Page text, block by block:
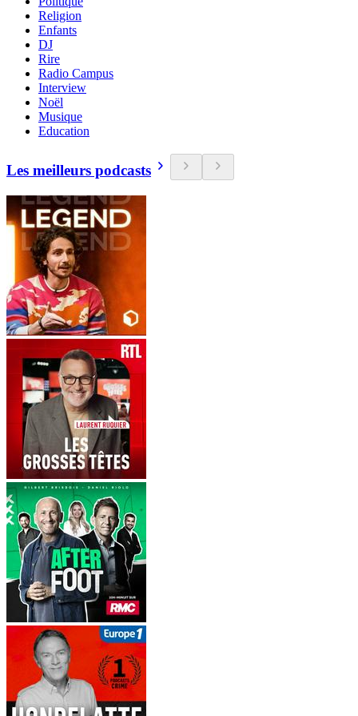
Religion
Enfants
DJ
Rire
Radio Campus
Interview
Noël
Musique
Education
Les meilleurs podcasts